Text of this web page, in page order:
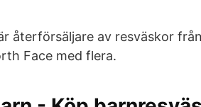
återförsäljare av resväskor
Face med flera.